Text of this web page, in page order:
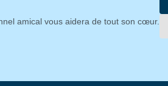
amical vous aidera de tout son cœur.